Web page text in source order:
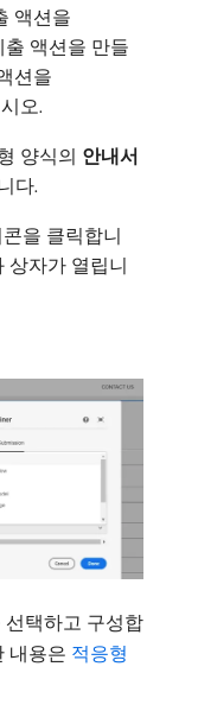
액션을
액션을 만들
션을
오.
양식의 안내서
다.
을 클릭합니
상자가 열립니
선택하고 구성합
내용은 적응형